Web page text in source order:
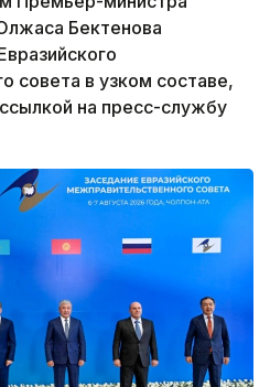
Бектенова
совета в узком составе,
на пресс-службу